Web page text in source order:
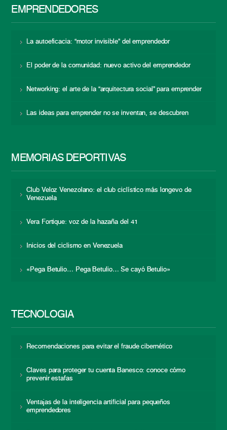
EMPRENDEDORES
La autoeficacia: “motor invisible” del emprendedor
El poder de la comunidad: nuevo activo del emprendedor
Networking: el arte de la “arquitectura social” para emprender
Las ideas para emprender no se inventan, se descubren
MEMORIAS DEPORTIVAS
Club Veloz Venezolano: el club ciclístico más longevo de
Venezuela
Vera Fortique: voz de la hazaña del 41
Inicios del ciclismo en Venezuela
«Pega Betulio… Pega Betulio… Se cayó Betulio»
TECNOLOGÍA
Recomendaciones para evitar el fraude cibernético
Claves para proteger tu cuenta Banesco: conoce cómo
prevenir estafas
Ventajas de la inteligencia artificial para pequeños
emprendedores